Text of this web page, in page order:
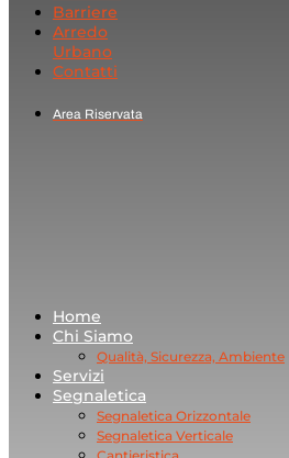
Barriere
Arredo
Urbano
Contatti
Area Riservata
Home
Chi Siamo
Qualità, Sicurezza, Ambiente
Servizi
Segnaletica
Segnaletica Orizzontale
Segnaletica Verticale